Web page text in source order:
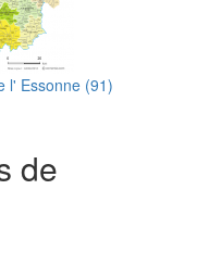
l' Essonne (91)
de